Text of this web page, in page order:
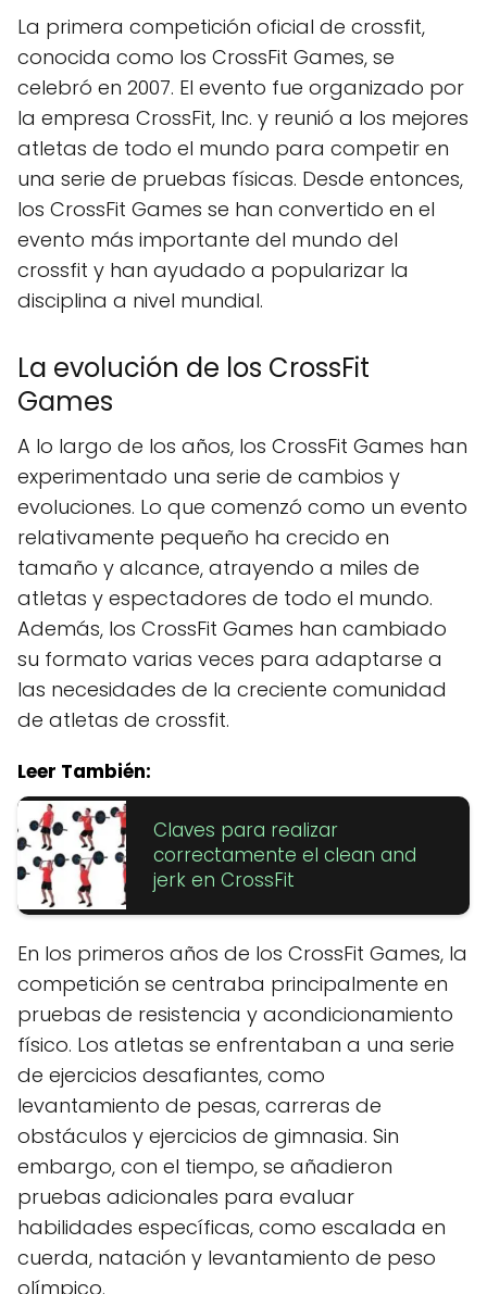
La primera competición oficial de crossfit,
conocida como los CrossFit Games, se
celebró en 2007. El evento fue organizado por
la empresa CrossFit, Inc. y reunió a los mejores
atletas de todo el mundo para competir en
una serie de pruebas físicas. Desde entonces,
los CrossFit Games se han convertido en el
evento más importante del mundo del
crossfit y han ayudado a popularizar la
disciplina a nivel mundial.
La evolución de los CrossFit
Games
A lo largo de los años, los CrossFit Games han
experimentado una serie de cambios y
evoluciones. Lo que comenzó como un evento
relativamente pequeño ha crecido en
tamaño y alcance, atrayendo a miles de
atletas y espectadores de todo el mundo.
Además, los CrossFit Games han cambiado
su formato varias veces para adaptarse a
las necesidades de la creciente comunidad
de atletas de crossfit.
Leer También:
Claves para realizar
correctamente el clean and
jerk en CrossFit
En los primeros años de los CrossFit Games, la
competición se centraba principalmente en
pruebas de resistencia y acondicionamiento
físico. Los atletas se enfrentaban a una serie
de ejercicios desafiantes, como
levantamiento de pesas, carreras de
obstáculos y ejercicios de gimnasia. Sin
embargo, con el tiempo, se añadieron
pruebas adicionales para evaluar
habilidades específicas, como escalada en
cuerda, natación y levantamiento de peso
olímpico.